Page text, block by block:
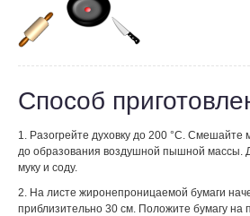
Способ
1. Разогрейте духовку до 200 °С. Смешайте
до образования воздушной пышной массы.
муку и соду.
2. На листе жиронепроницаемой бумаги
приблизительно 30 см. Положите бумагу на